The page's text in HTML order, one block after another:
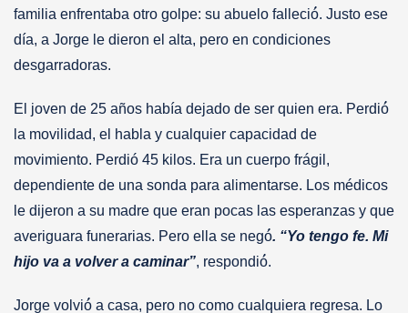
familia enfrentaba otro golpe: su abuelo falleció́. Justo ese
día, a Jorge le dieron el alta, pero en condiciones
desgarradoras.
El joven de 25 años había dejado de ser quien era. Perdió́
la movilidad, el habla y cualquier capacidad de
movimiento. Perdió 45 kilos. Era un cuerpo frágil,
dependiente de una sonda para alimentarse. Los médicos
le dijeron a su madre que eran pocas las esperanzas y que
averiguara funerarias. Pero ella se negó́. “Yo tengo fe. Mi
hijo va a volver a caminar”, respondió́.
Jorge volvió́ a casa, pero no como cualquiera regresa. Lo